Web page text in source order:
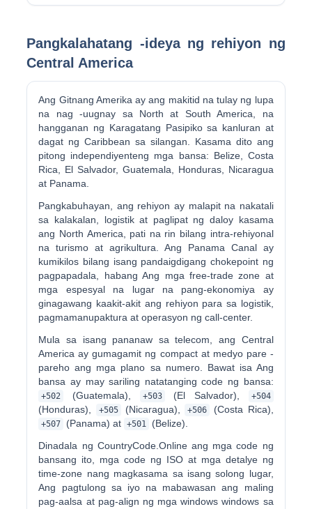
Pangkalahatang -ideya ng rehiyon ng
Central America
Ang Gitnang Amerika ay ang makitid na tulay ng lupa
na nag -uugnay sa North at South America, na
hangganan ng Karagatang Pasipiko sa kanluran at
dagat ng Caribbean sa silangan. Kasama dito ang
pitong independiyenteng mga bansa: Belize, Costa
Rica, El Salvador, Guatemala, Honduras, Nicaragua
at Panama.
Pangkabuhayan, ang rehiyon ay malapit na nakatali
sa kalakalan, logistik at paglipat ng daloy kasama
ang North America, pati na rin bilang intra-rehiyonal
na turismo at agrikultura. Ang Panama Canal ay
kumikilos bilang isang pandaigdigang chokepoint ng
pagpapadala, habang Ang mga free-trade zone at
mga espesyal na lugar na pang-ekonomiya ay
ginagawang kaakit-akit ang rehiyon para sa logistik,
pagmamanupaktura at operasyon ng call-center.
Mula sa isang pananaw sa telecom, ang Central
America ay gumagamit ng compact at medyo pare -
pareho ang mga plano sa numero. Bawat isa Ang
bansa ay may sariling natatanging code ng bansa:
+502 (Guatemala), +503 (El Salvador), +504
(Honduras), +505 (Nicaragua), +506 (Costa Rica),
+507 (Panama) at +501
(Belize).
Dinadala ng CountryCode.Online ang mga code ng
bansang ito, mga code ng ISO at mga detalye ng
time-zone nang magkasama sa isang solong lugar,
Ang pagtulong sa iyo na mabawasan ang maling
pag-aalsa at pag-align ng mga windows windows sa